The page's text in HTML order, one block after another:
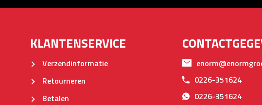
KLANTENSERVICE
Verzendinformatie
Retourneren
Betalen
0226-351624
0226-351624